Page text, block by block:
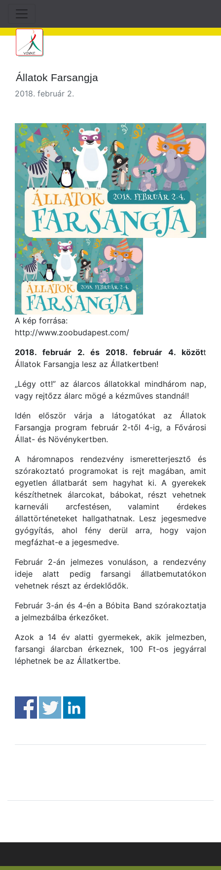
Állatok Farsangja
2018. február 2.
A kép forrása:
http://www.zoobudapest.com/
2018. február 2. és 2018. február 4. között
Állatok Farsangja lesz az Állatkertben!
„Légy ott!” az álarcos állatokkal mindhárom nap,
vagy rejtőzz álarc mögé a kézműves standnál!
Idén először várja a látogatókat az Állatok
Farsangja program február 2-től 4-ig, a Fővárosi
Állat- és Növénykertben.
A háromnapos rendezvény ismeretterjesztő és
szórakoztató programokat is rejt magában, amit
egyetlen állatbarát sem hagyhat ki. A gyerekek
készíthetnek álarcokat, bábokat, részt vehetnek
karneváli arcfestésen, valamint érdekes
állattörténeteket hallgathatnak. Lesz jegesmedve
gyógyítás, ahol fény derül arra, hogy vajon
megfázhat-e a jegesmedve.
Február 2-án jelmezes vonuláson, a rendezvény
ideje alatt pedig farsangi állatbemutatókon
vehetnek részt az érdeklődők.
Február 3-án és 4-én a Bóbita Band szórakoztatja
a jelmezbálba érkezőket.
Azok a 14 év alatti gyermekek, akik jelmezben,
farsangi álarcban érkeznek, 100 Ft-os jegyárral
léphetnek be az Állatkertbe.